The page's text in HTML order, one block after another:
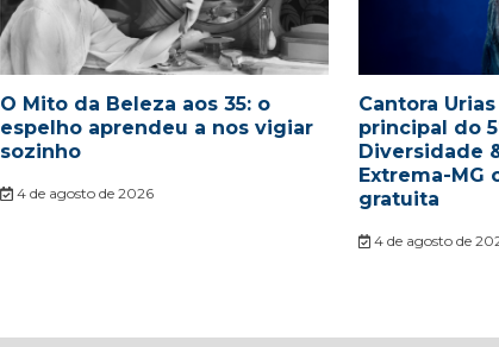
O Mito da Beleza aos 35: o
espelho aprendeu a nos vigiar
sozinho
4 de agosto de 2026
Cantora
principal do
Diversidade
Extrema-MG
gratuita
4 de agosto de